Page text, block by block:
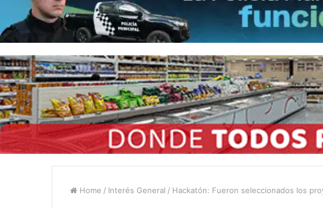
Home / Interés General / Hackatón: Fueron seleccionados los